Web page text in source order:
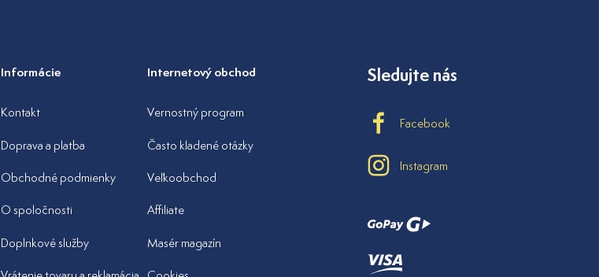
Informácie
Kontakt
Doprava a platba
Obchodné podmienky
O spoločnosti
Doplnkové služby
Internetový obchod
Vernostný program
Často kladené otázky
Veľkoobchod
Affiliate
Masér magazín
Sledujte nás
Facebook
Instagram